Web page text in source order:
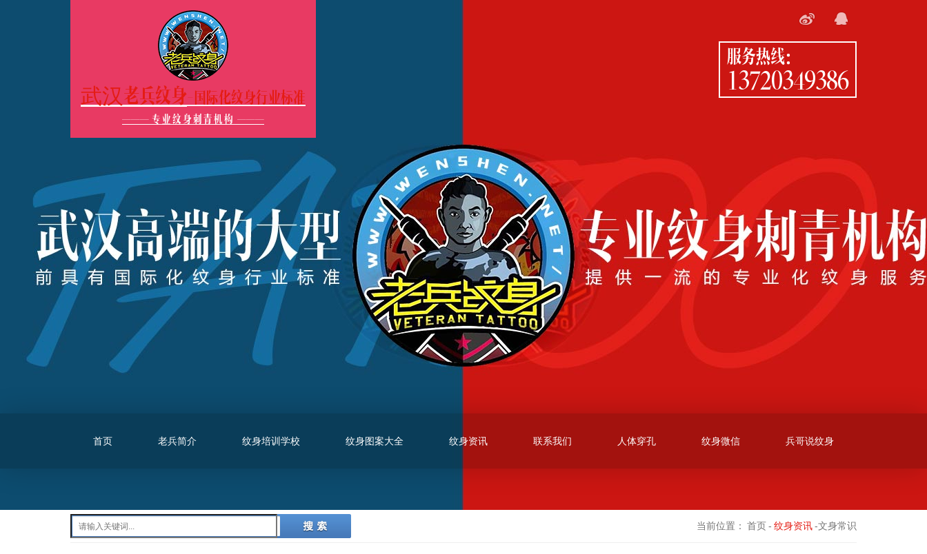
武汉老兵纹身-国际化纹身行业标准
——— 专业纹身刺青机构 ———
服务热线：
13720349386
首页 老兵简介 纹身培训学校 纹身图案大全 纹身资讯 联系我们 人体穿孔 纹身微信 兵哥说纹身
当前位置： 首页- 纹身资讯-文身常识